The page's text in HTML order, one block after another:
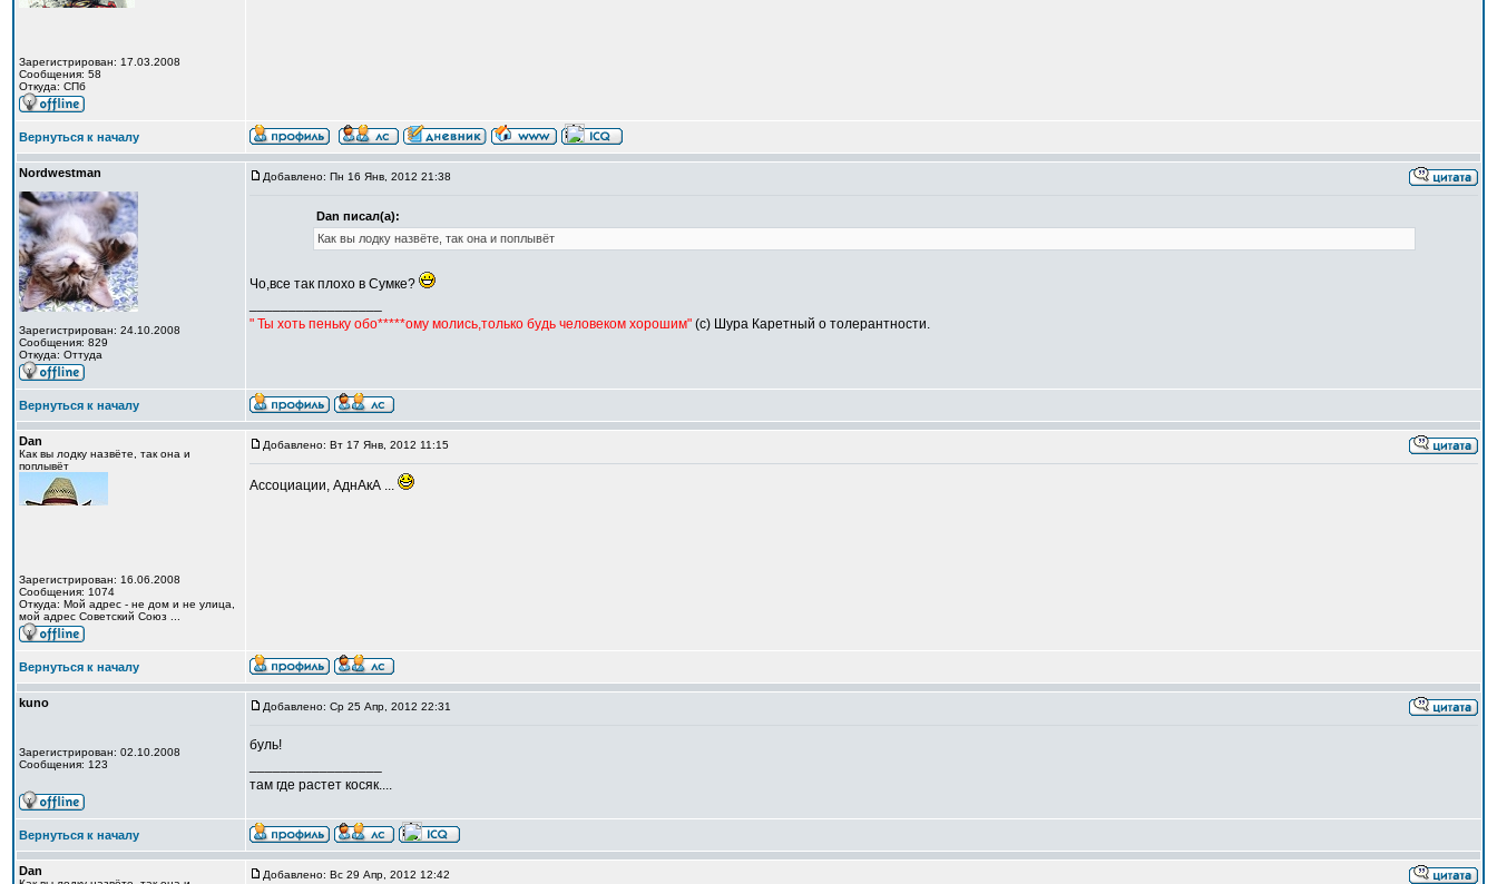
Зарегистрирован: 17.03.2008
Сообщения: 58
Откуда: CПб
Вернуться к началу
Nordwestman
Зарегистрирован: 24.10.2008
Сообщения: 829
Откуда: Оттуда
Добавлено: Пн 16 Янв, 2012 21:38
Dan писал(а):
Как вы лодку назвёте, так она и поплывёт
Чо,все так плохо в Сумке?
" Ты хоть пеньку обо*****ому молись,только будь человеком хорошим" (с) Шура Каретный о толерантности.
Вернуться к началу
Dan
Как вы лодку назвёте, так она и
поплывёт
Зарегистрирован: 16.06.2008
Сообщения: 1074
Откуда: Мой адрес - не дом и не улица,
мой адрес Советский Союз ...
Добавлено: Вт 17 Янв, 2012 11:15
Ассоциации, АднАкА ...
Вернуться к началу
kuno
Зарегистрирован: 02.10.2008
Сообщения: 123
Добавлено: Ср 25 Апр, 2012 22:31
буль!
там где растет косяк....
Вернуться к началу
Dan Добавлено: Вс 29 Апр, 2012 12:42